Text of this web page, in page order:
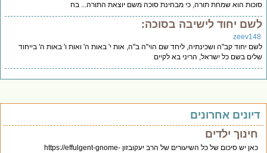
הוא שמחת תורה, כי מבחינת סוכה משם יוצאת התורה... בח
יחוד לישיבה בסוכה:
יחוד קב"ה ושכינתיה, ליחד שם הוי"ה ב"ה, אות י' באות ה' ואות ו' באות ה' בייחוד
בשם כל ישראל, הריני בא לקיים
אחרונים
חינוך ילדים
כאן יש סיכום של כל השיעורים של הרב יעקובזון https://effulgent-gnome-